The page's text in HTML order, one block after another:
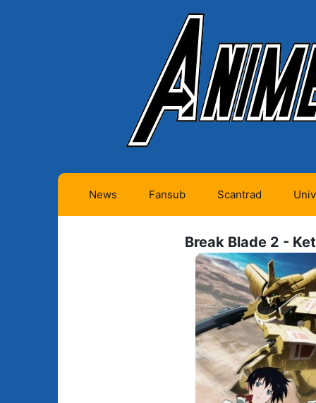
News Fansub
Animes en cours (1)
Animes terminés
Animes licenciés
Animes abandonnés
Scantrad
Mangas en cours
(Privés) (4)
Mangas en cours
(Publics) (11)
Mangas terminés
(Privés) (132)
Mangas terminés
(Publics) (88)
Break Blade 2 -